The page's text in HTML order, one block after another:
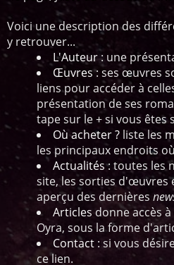
Voici une description des
y retrouver...
L'Auteur: une
Œuvres: ses œuvres
liens pour accéder à
présentation de ses
tape sur le + si vous êtes
Où acheter ? liste les
les principaux endroits
Actualités: toutes les
site, les sorties d'œuvres
aperçu des dernières
Articles donne accès
Oyra, sous la forme
Contact : si vous
ce lien.